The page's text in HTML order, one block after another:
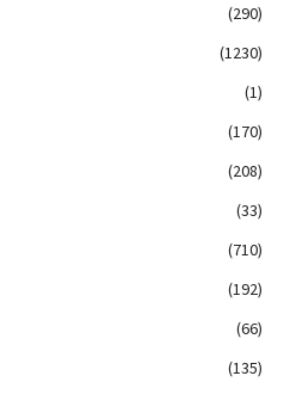
(290)
(1230)
(1)
(170)
(208)
(33)
(710)
(192)
(66)
(135)